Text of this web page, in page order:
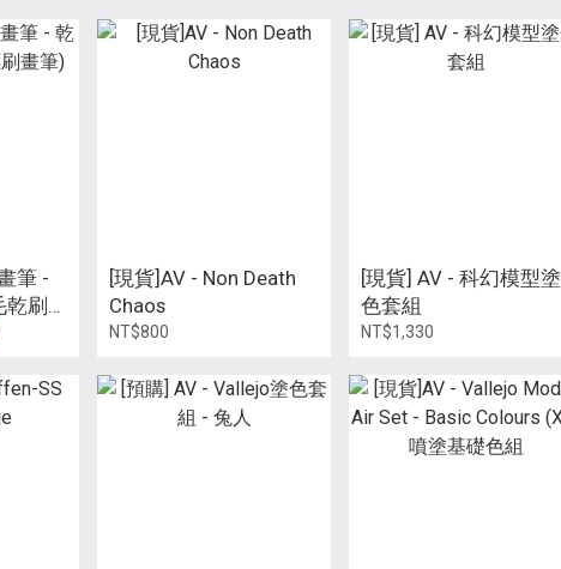
筆 -
刷
[現貨]AV - Non Death
Chaos
NT$800
[現貨] AV - 科幻模型塗
色套組
NT$1,330